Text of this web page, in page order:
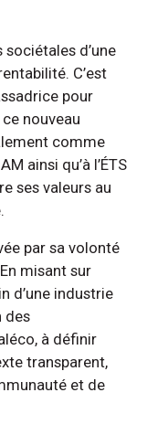
d’une
C’est
pour
nouveau
comme
ainsi qu’à l’ÉTS
ses valeurs au
par sa volonté
misant sur
d’une industrie
des
à définir
transparent,
et de